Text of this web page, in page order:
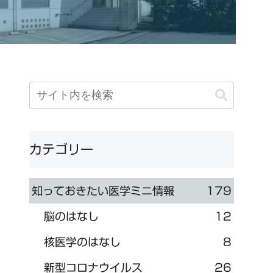
カテゴリー
知っておきたい医学ミニ情報 179
新型コロナウイルス 26
核医学のはなし 8
脳のはなし 12